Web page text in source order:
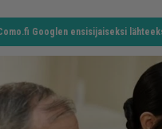
Googlen ensisijaiseksi